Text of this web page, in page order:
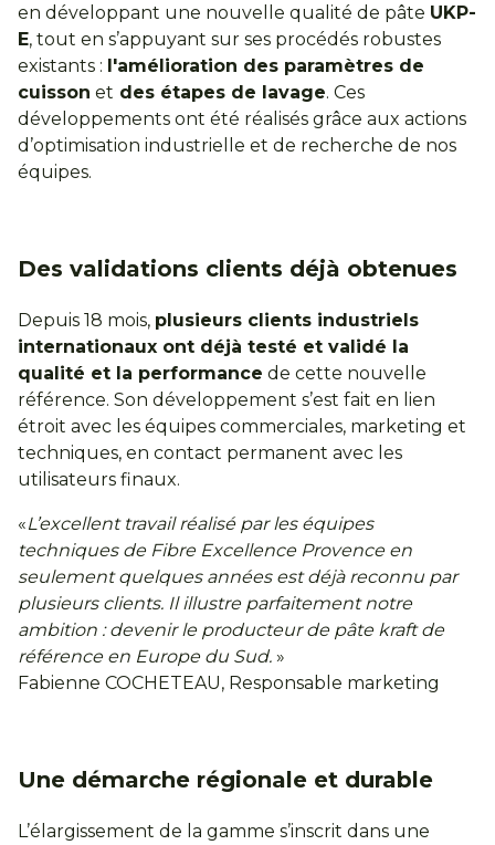
en développant une nouvelle qualité de pâte UKP-
E, tout en s’appuyant sur ses procédés robustes
existants : l'amélioration des paramètres de
cuisson et des étapes de lavage. Ces
développements ont été réalisés grâce aux actions
d’optimisation industrielle et de recherche de nos
équipes.
Des validations clients déjà obtenues
Depuis 18 mois, plusieurs clients industriels
internationaux ont déjà testé et validé la
qualité et la performance de cette nouvelle
référence. Son développement s’est fait en lien
étroit avec les équipes commerciales, marketing et
techniques, en contact permanent avec les
utilisateurs finaux.
«L’excellent travail réalisé par les équipes
techniques de Fibre Excellence Provence en
seulement quelques années est déjà reconnu par
plusieurs clients. Il illustre parfaitement notre
ambition : devenir le producteur de pâte kraft de
référence en Europe du Sud. »
Fabienne COCHETEAU, Responsable marketing
Une démarche régionale et durable
L’élargissement de la gamme s’inscrit dans une